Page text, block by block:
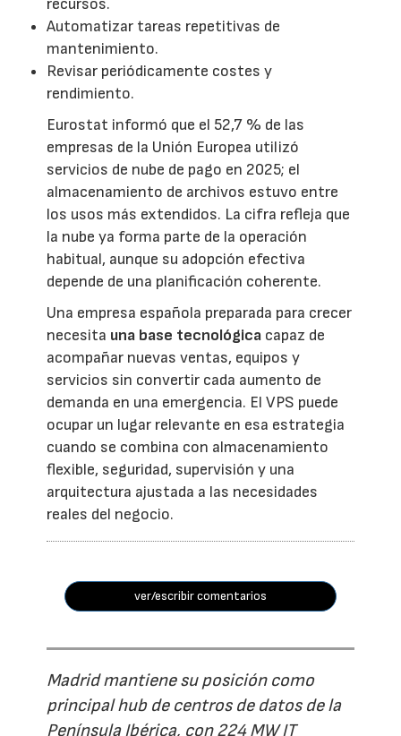
Automatizar tareas repetitivas de
mantenimiento.
Revisar periódicamente costes y
rendimiento.
Eurostat informó que el 52,7 % de las
empresas de la Unión Europea utilizó
servicios de nube de pago en 2025; el
almacenamiento de archivos estuvo entre
los usos más extendidos. La cifra refleja que
la nube ya forma parte de la operación
habitual, aunque su adopción efectiva
depende de una planificación coherente.
Una empresa española preparada para crecer
necesita una base tecnológica capaz de
acompañar nuevas ventas, equipos y
servicios sin convertir cada aumento de
demanda en una emergencia. El VPS puede
ocupar un lugar relevante en esa estrategia
cuando se combina con almacenamiento
flexible, seguridad, supervisión y una
arquitectura ajustada a las necesidades
reales del negocio.
ver/escribir comentarios
Madrid mantiene su posición como
principal hub de centros de datos de la
Península Ibérica, con 224 MW IT